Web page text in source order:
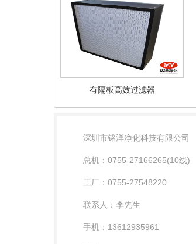
有隔板高效过滤器
深圳市铭洋净化科技有限公司
总机：0755-27166265(10线) ​
工厂：0755-27548220
联系人：李先生
手机：13612935961